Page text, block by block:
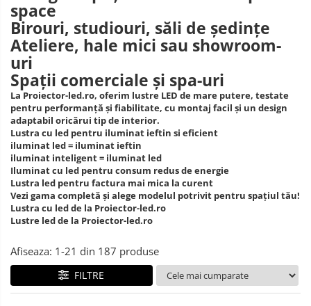
space
Birouri, studiouri, săli de ședințe
Ateliere, hale mici sau showroom-
uri
Spații comerciale și spa-uri
La Proiector-led.ro, oferim lustre LED de mare putere, testate
pentru performanță și fiabilitate, cu montaj facil și un design
adaptabil oricărui tip de interior.
Lustra cu led pentru iluminat ieftin si eficient
iluminat led = iluminat ieftin
iluminat inteligent = iluminat led
Iluminat cu led pentru consum redus de energie
Lustra led pentru factura mai mica la curent
Vezi gama completă și alege modelul potrivit pentru spațiul tău!
​​​​​​​Lustra cu led de la Proiector-led.ro
Lustre led de la Proiector-led.ro
Afiseaza: 1-21 din 187 produse
FILTRE